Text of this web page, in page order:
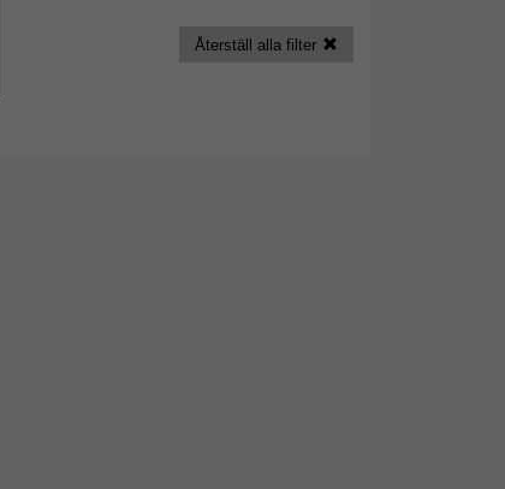
Återställ alla filter